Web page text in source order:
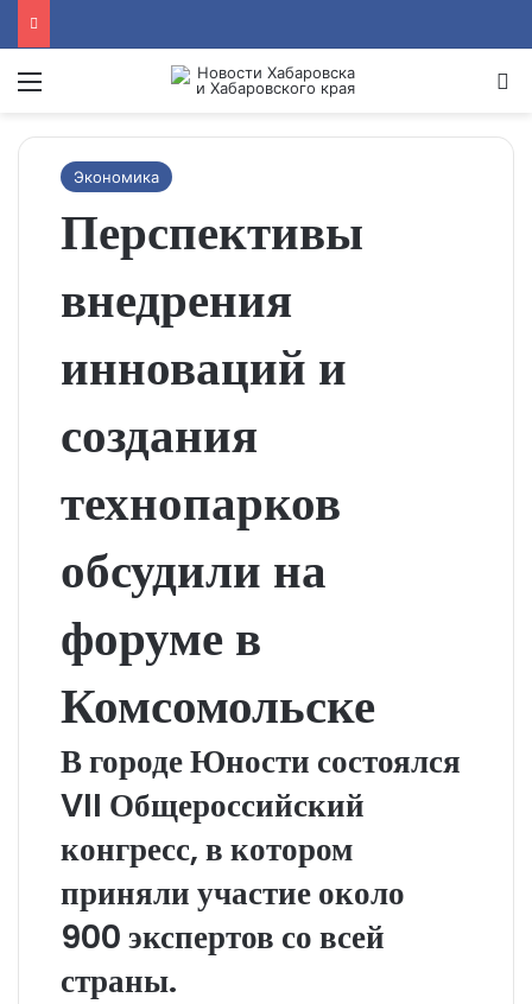
Menu
Экономика
Перспективы
внедрения
инноваций и
создания
технопарков
обсудили на
форуме в
Комсомольске
В городе Юности состоялся
VII Общероссийский
конгресс, в котором
приняли участие около
900 экспертов со всей
страны.